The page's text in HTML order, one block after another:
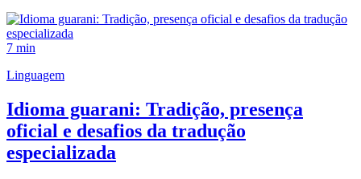
7 min
Linguagem
Idioma guarani: Tradição, presença
oficial e desafios da tradução
especializada